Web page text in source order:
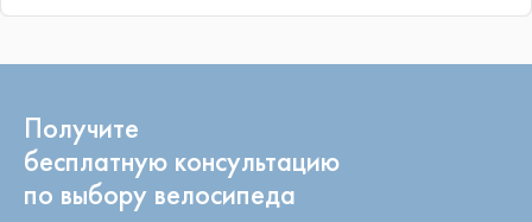
Получите
бесплатную консультацию
по выбору велосипеда